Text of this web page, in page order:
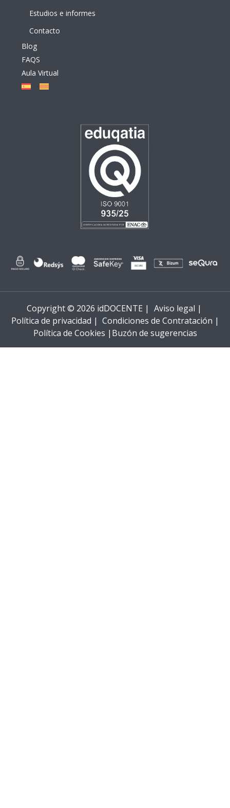
Estudios e informes
Contacto
Blog
FAQS
Aula Virtual
Copyright © 2026 idDOCENTE | Aviso legal |
Política de privacidad | Condiciones de Contratación |
Política de Cookies | Buzón de sugerencias